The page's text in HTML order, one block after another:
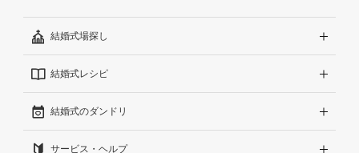
結婚式場探し
エリアから探す
こだわりから探す
雰囲気から探す
結婚式レシピ
結婚式準備レポート『ハナレポ』
結婚式当日の動画『ムビレポ』
結婚式のダンドリ
結婚準備ガイド
サービス・ヘルプ